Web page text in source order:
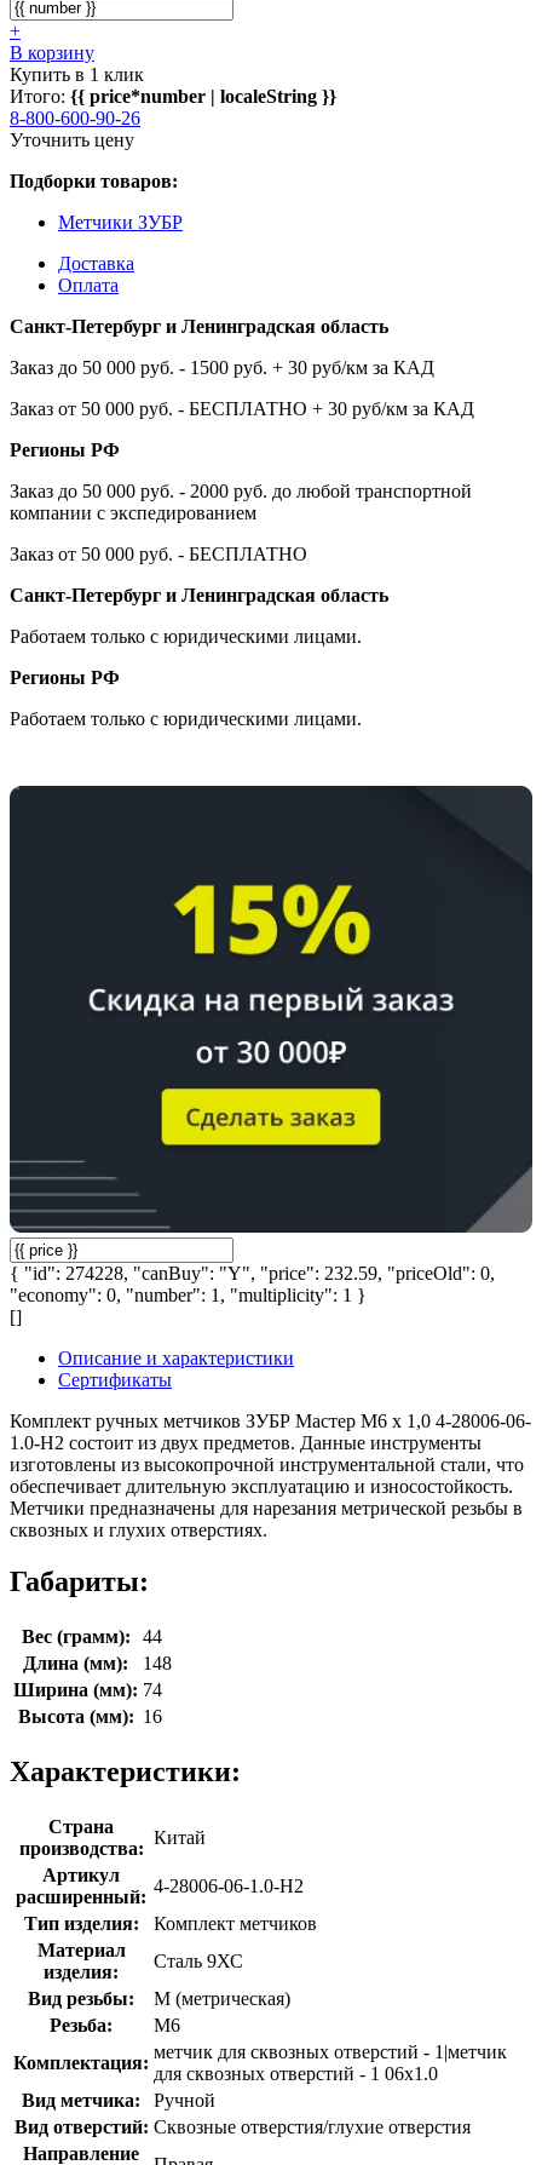
+
В корзину
Купить в 1 клик
Итого: {{ price*number | localeString }}
8-800-600-90-26
Уточнить цену
Подборки товаров:
Метчики ЗУБР
Доставка
Оплата
Санкт-Петербург и Ленинградская область
Заказ до 50 000 руб. - 1500 руб. + 30 руб/км за КАД
Заказ от 50 000 руб. - БЕСПЛАТНО + 30 руб/км за КАД
Регионы РФ
Заказ до 50 000 руб. - 2000 руб. до любой транспортной
компании с экспедированием
Заказ от 50 000 руб. - БЕСПЛАТНО
Санкт-Петербург и Ленинградская область
Работаем только с юридическими лицами.
Регионы РФ
Работаем только с юридическими лицами.
{ "id": 274228, "canBuy": "Y", "price": 232.59, "priceOld": 0,
"economy": 0, "number": 1, "multiplicity": 1 }
[]
Описание и характеристики
Сертификаты
Комплект ручных метчиков ЗУБР Мастер М6 x 1,0 4-28006-06-
1.0-H2 состоит из двух предметов. Данные инструменты
изготовлены из высокопрочной инструментальной стали, что
обеспечивает длительную эксплуатацию и износостойкость.
Метчики предназначены для нарезания метрической резьбы в
сквозных и глухих отверстиях.
Габариты:
Вес (грамм):
44
Длина (мм):
148
Ширина (мм): 74
Высота (мм): 16
Характеристики:
Страна
производства:
Китай
Артикул
расширенный:
4-28006-06-1.0-H2
Тип изделия:
Комплект метчиков
Материал
изделия:
Сталь 9ХС
Вид резьбы:
M (метрическая)
Резьба:
М6
Комплектация:
метчик для сквозных отверстий - 1|метчик
для сквозных отверстий - 1 06x1.0
Вид метчика:
Ручной
Вид отверстий: Сквозные отверстия/глухие отверстия
Направление